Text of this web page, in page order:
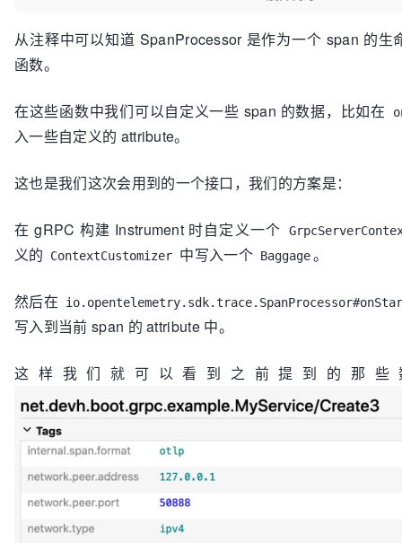
* Called when a {@link
the {
* * <p>This method is called synchronously on the execution thread,
should not throw or block the
* execution thread. * *
* @param span the {@code Span} that just
从注释中可以知道 SpanProcessor 是作为一个 span 的生
函数。
在这些函数中我们可以自定义一些 span 的数据，比如在
入一些自定义的 attribute。
这也是我们这次会用到的一个接口，我们的方案是：
在 gRPC 构建 Instrument 时自定义一个
义的 ContextCustomizer 中写入一个 Baggage 。
然后在
写入到当前 span 的 attribute 中。
这样我们就可以看到之前提到的那些